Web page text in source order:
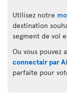
Utilisez notre
destination
segment de vol
Ou vous pouvez
connectair par
parfaite pour